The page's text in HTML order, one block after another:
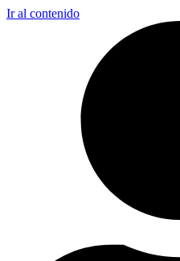
Ir al contenido